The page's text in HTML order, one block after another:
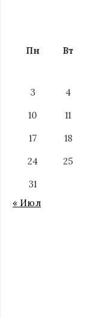
Пн Вт
3
4
10
11
17
18
24
25
31
« Июл